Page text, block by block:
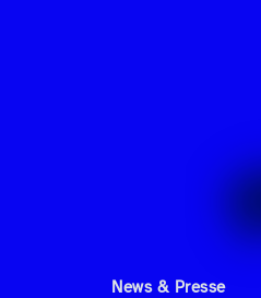
News & Presse